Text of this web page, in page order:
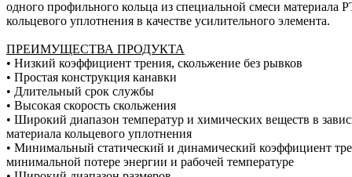
одного профильного кольца из специальной смеси материала
кольцевого уплотнения в качестве усилительного элемента.
ПРЕИМУЩЕСТВА ПРОДУКТА
• Низкий коэффициент трения, скольжение без рывков
• Простая конструкция канавки
• Длительный срок службы
• Высокая скорость скольжения
• Широкий диапазон температур и химических веществ в
материала кольцевого уплотнения
• Минимальный статический и динамический коэффициент
минимальной потере энергии и рабочей температуре